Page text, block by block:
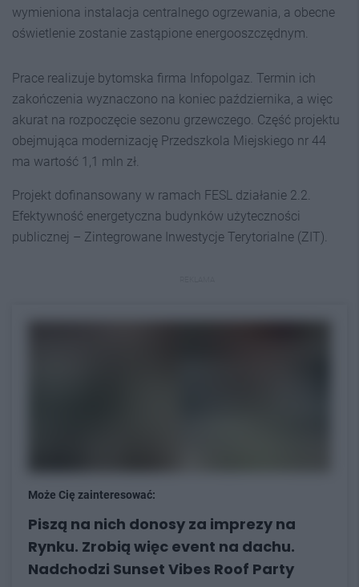
wymieniona instalacja centralnego ogrzewania, a obecne
oświetlenie zostanie zastąpione energooszczędnym.
Prace realizuje bytomska firma Infopolgaz. Termin ich
zakończenia wyznaczono na koniec października, a więc
akurat na rozpoczęcie sezonu grzewczego. Część projektu
obejmująca modernizację Przedszkola Miejskiego nr 44
ma wartość 1,1 mln zł.
Projekt dofinansowany w ramach FESL działanie 2.2.
Efektywność energetyczna budynków użyteczności
publicznej – Zintegrowane Inwestycje Terytorialne (ZIT).
Może Cię zainteresować:
Piszą na nich donosy za imprezy na
Rynku. Zrobią więc event na dachu.
Nadchodzi Sunset Vibes Roof Party